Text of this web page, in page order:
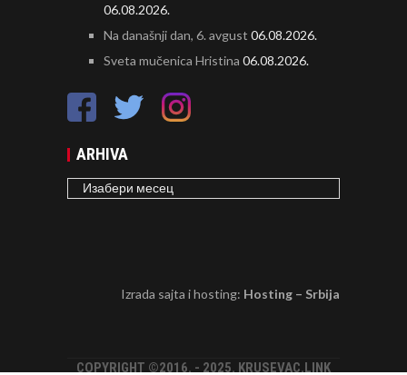
06.08.2026.
Na današnji dan, 6. avgust 06.08.2026.
Sveta mučenica Hristina 06.08.2026.
ARHIVA
ARHIVA
Izrada sajta i hosting: Hosting – Srbija
COPYRIGHT ©2016. - 2025. KRUSEVAC.LINK